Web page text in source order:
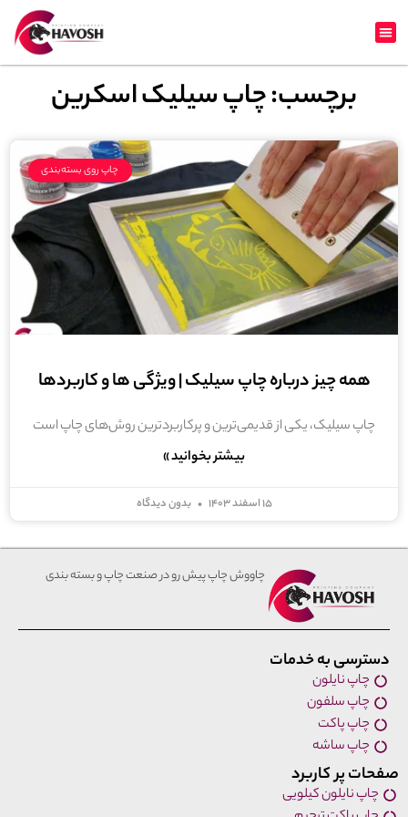
برچسب: چاپ سیلیک اسکرین
چاپ روی بسته‌بندی
همه چیز درباره چاپ سیلیک | ویژگی ها و کاربردها
چاپ سیلیک، یکی از قدیمی‌ترین و پرکاربردترین روش‌های چاپ است
بیشتر بخوانید »
۱۵ اسفند ۱۴۰۳ بدون دیدگاه
چاووش چاپ پیش رو در صنعت چاپ و بسته بندی
دسترسی به خدمات
چاپ نایلون
چاپ سلفون
چاپ پاکت
چاپ ساشه
صفحات پر کاربرد
چاپ نایلون کیلویی